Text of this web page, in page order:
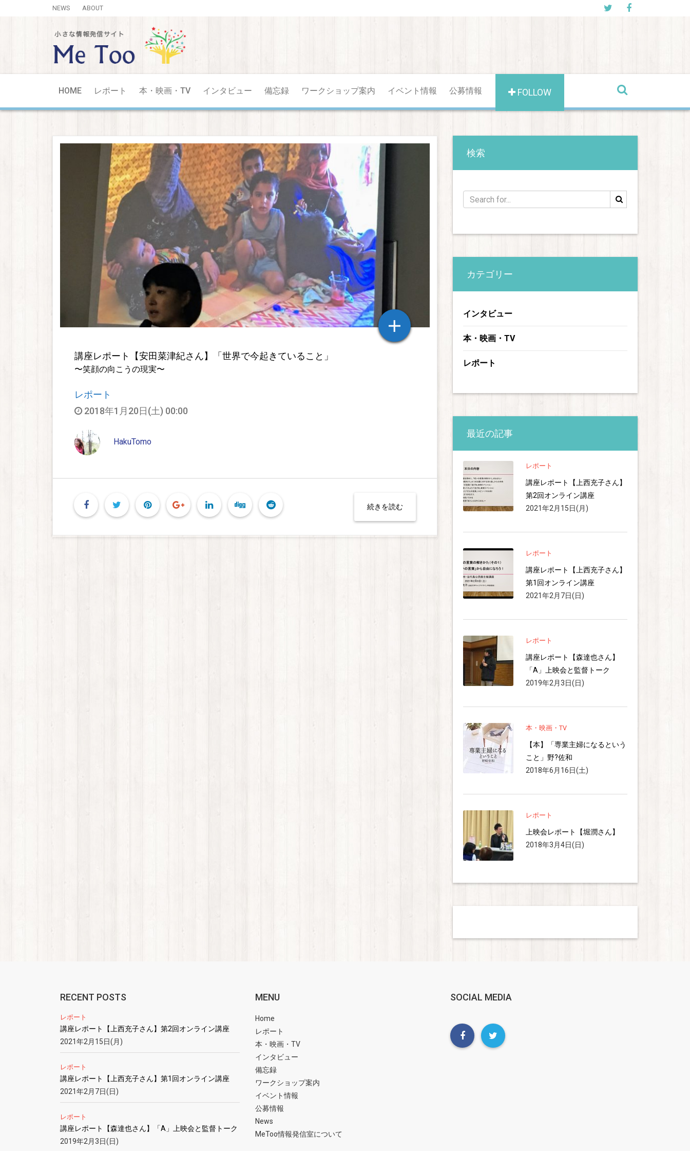
NEWS ABOUT
FOLLOW
HOME レポート 本・映画・TV インタビュー 備忘録 ワークショップ案内 イベント情報 公募情報
講座レポート【安田菜津紀さん】「世界で今起きていること」
〜笑顔の向こうの現実〜
レポート
2018年1月20日(土) 00:00
HakuTomo
続きを読む
検索
カテゴリー
インタビュー
本・映画・TV
レポート
最近の記事
レポート
講座レポート【上西充子さん】
第2回オンライン講座
2021年2月15日(月)
レポート
講座レポート【上西充子さん】
第1回オンライン講座
2021年2月7日(日)
レポート
講座レポート【森達也さん】
「A」上映会と監督トーク
2019年2月3日(日)
本・映画・TV
【本】「専業主婦になるという
こと」野?佐和
2018年6月16日(土)
レポート
上映会レポート【堀潤さん】
2018年3月4日(日)
RECENT POSTS
レポート
講座レポート【上西充子さん】第2回オンライン講座
2021年2月15日(月)
レポート
講座レポート【上西充子さん】第1回オンライン講座
2021年2月7日(日)
レポート
講座レポート【森達也さん】「A」上映会と監督トーク
2019年2月3日(日)
MENU
Home
レポート
本・映画・TV
インタビュー
備忘録
ワークショップ案内
イベント情報
公募情報
News
MeToo情報発信室について
SOCIAL MEDIA